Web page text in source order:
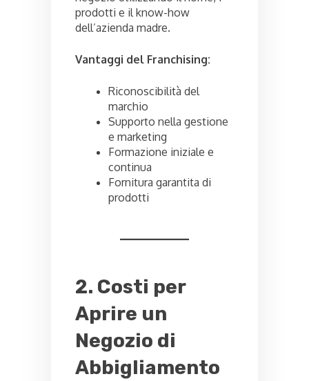
prodotti e il know-how
dell’azienda madre.
Vantaggi del Franchising:
Riconoscibilità del
marchio
Supporto nella gestione
e marketing
Formazione iniziale e
continua
Fornitura garantita di
prodotti
2. Costi per
Aprire un
Negozio di
Abbigliamento